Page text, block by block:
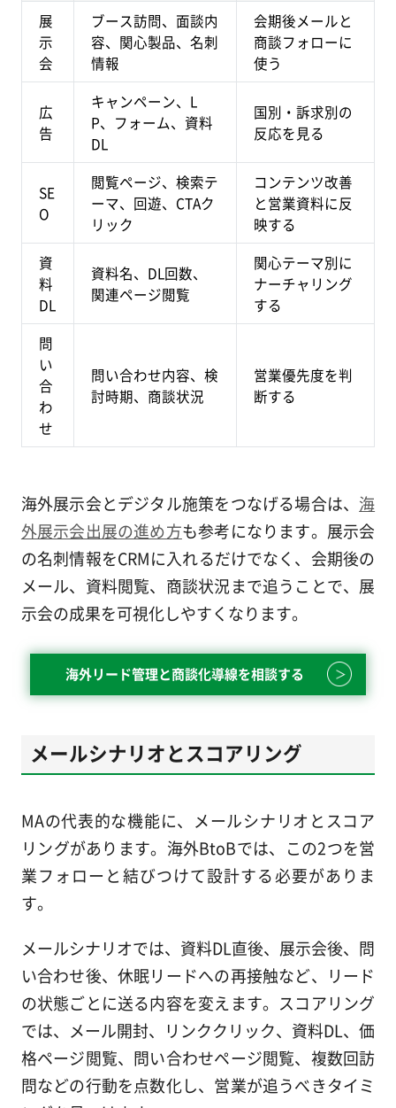
展
示
会
ブース訪問、面談内
容、関心製品、名刺
情報
会期後メールと
商談フォローに
使う
広
告
キャンペーン、L
P、フォーム、資料
DL
国別・訴求別の
反応を見る
SE
O
閲覧ページ、検索テ
ーマ、回遊、CTAク
リック
コンテンツ改善
と営業資料に反
映する
資
料
DL
資料名、DL回数、
関連ページ閲覧
関心テーマ別に
ナーチャリング
する
問
い
合
わ
せ
問い合わせ内容、検
討時期、商談状況
営業優先度を判
断する
海外展示会とデジタル施策をつなげる場合は、 海
外展示会出展の進め方も参考になります。展示会
の名刺情報をCRMに入れるだけでなく、会期後の
メール、資料閲覧、商談状況まで追うことで、展
示会の成果を可視化しやすくなります。
海外リード管理と商談化導線を相談する
メールシナリオとスコアリング
MAの代表的な機能に、メールシナリオとスコア
リングがあります。海外BtoBでは、この2つを営
業フォローと結びつけて設計する必要がありま
す。
メールシナリオでは、資料DL直後、展示会後、問
い合わせ後、休眠リードへの再接触など、リード
の状態ごとに送る内容を変えます。スコアリング
では、メール開封、リンククリック、資料DL、価
格ページ閲覧、問い合わせページ閲覧、複数回訪
問などの行動を点数化し、営業が追うべきタイミ